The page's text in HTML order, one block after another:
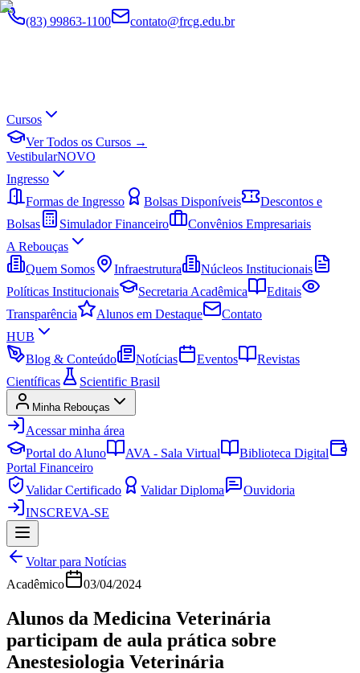
(83) 99863-1100 contato@frcg.edu.br
Cursos
Ver Todos os Cursos →
VestibularNOVO
Ingresso
Formas de Ingresso
Bolsas Disponíveis
Descontos e
Bolsas
Simulador Financeiro
Convênios Empresariais
A Rebouças
Quem Somos
Infraestrutura
Núcleos Institucionais
Políticas Institucionais
Secretaria Acadêmica
Editais
Transparência
Alunos em Destaque
Contato
HUB
Blog & Conteúdo
Notícias Eventos
Revistas
Científicas
Scientific Brasil
Minha Rebouças
Acessar minha área
Portal do Aluno
AVA - Sala Virtual
Biblioteca Digital
Portal Financeiro
Validar Certificado
Validar Diploma
Ouvidoria
INSCREVA-SE
Voltar para Notícias
Acadêmico
03/04/2024
Alunos da Medicina Veterinária
participam de aula prática sobre
Anestesiologia Veterinária